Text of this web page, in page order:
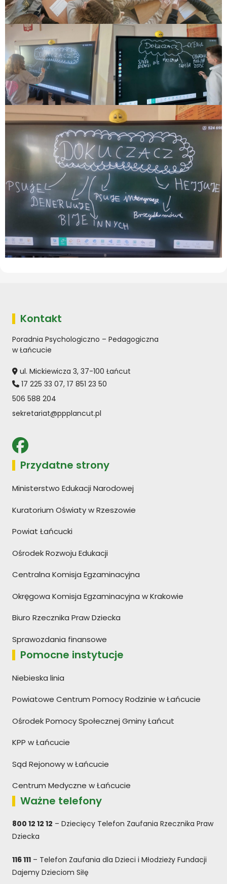
Kontakt
Poradnia Psychologiczno – Pedagogiczna
w Łańcucie
ul. Mickiewicza 3, 37-100 Łańcut
17 225 33 07, 17 851 23 50
506 588 204
sekretariat@ppplancut.pl
Przydatne strony
Ministerstwo Edukacji Narodowej
Kuratorium Oświaty w Rzeszowie
Powiat Łańcucki
Ośrodek Rozwoju Edukacji
Centralna Komisja Egzaminacyjna
Okręgowa Komisja Egzaminacyjna w Krakowie
Biuro Rzecznika Praw Dziecka
Sprawozdania finansowe
Pomocne instytucje
Niebieska linia
Powiatowe Centrum Pomocy Rodzinie w Łańcucie
Ośrodek Pomocy Społecznej Gminy Łańcut
KPP w Łańcucie
Sąd Rejonowy w Łańcucie
Centrum Medyczne w Łańcucie
Ważne telefony
800 12 12 12 – Dziecięcy Telefon Zaufania Rzecznika Praw
Dziecka
116 111 – Telefon Zaufania dla Dzieci i Młodzieży Fundacji
Dajemy Dzieciom Siłę